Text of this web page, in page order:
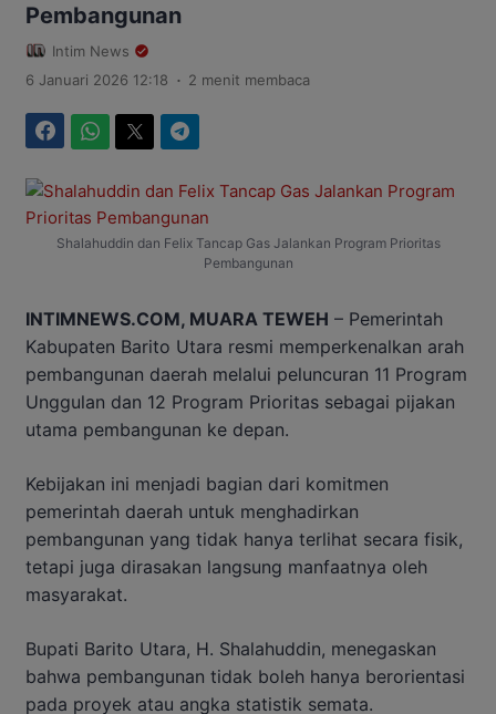
Pembangunan
Intim News
6 Januari 2026 12:18 . 2 menit membaca
Shalahuddin dan Felix Tancap Gas Jalankan Program Prioritas
Pembangunan
INTIMNEWS.COM, MUARA TEWEH – Pemerintah
Kabupaten Barito Utara resmi memperkenalkan arah
pembangunan daerah melalui peluncuran 11 Program
Unggulan dan 12 Program Prioritas sebagai pijakan
utama pembangunan ke depan.
Kebijakan ini menjadi bagian dari komitmen
pemerintah daerah untuk menghadirkan
pembangunan yang tidak hanya terlihat secara fisik,
tetapi juga dirasakan langsung manfaatnya oleh
masyarakat.
Bupati Barito Utara, H. Shalahuddin, menegaskan
bahwa pembangunan tidak boleh hanya berorientasi
pada proyek atau angka statistik semata.